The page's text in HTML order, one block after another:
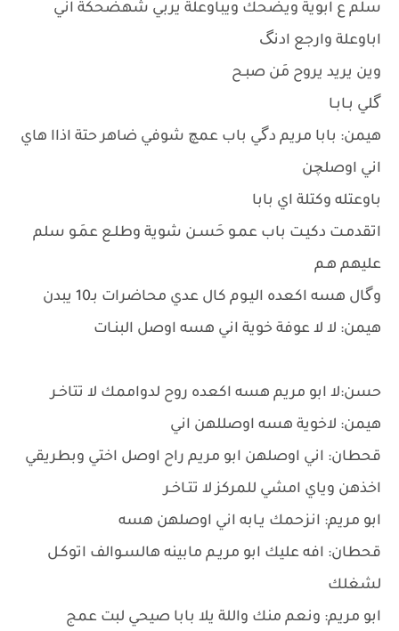
سلم ع ابوية ويضحك ويباوعلة يربي شهضحكة اني
اباوعلة وارجع ادنگ
وين يريد يروح مَن صبـح
گلي بـابـا
هيمن: بابا مريم دگي باب عمچ شوفي ضاهر حتة اذاا هاي
اني اوصلچن
باوعتله وكتلة اي بابا
اتقدمـت دكيـت باب عمـو حَسـن شوية وطلـع عمَـو سلم
عليهم هـم
وگال هسه اكعده اليـوم كال عدي محاضرات بـ10 يبدن
هيمن: لا لا عوفة خوية اني هسه اوصل البنـات
حسن:لا ابو مريم هسه اكعده روح لدواممك لا تتاخـر
هيمن: لاخوية هسه اوصللهن اني
قحطان: اني اوصلهن ابو مريم راح اوصل اختي وبطريقي
اخذهن وياي امشي للمركز لا تتـاخـر
ابو مريم: انزحمك يـابه اني اوصلهن هسه
قحطان: افه عليك ابو مريـم مابينه هالسـوالف اتوكـل
لشغلك
ابو مريم: ونعم منك واللة يلا بابا صيحي لبت عمج